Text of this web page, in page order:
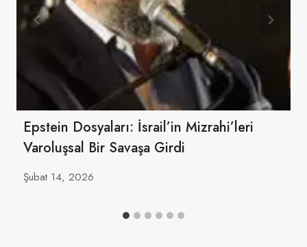
Epstein Dosyaları: İsrail’in Mizrahi’leri
Varoluşsal Bir Savaşa Girdi
Şubat 14, 2026